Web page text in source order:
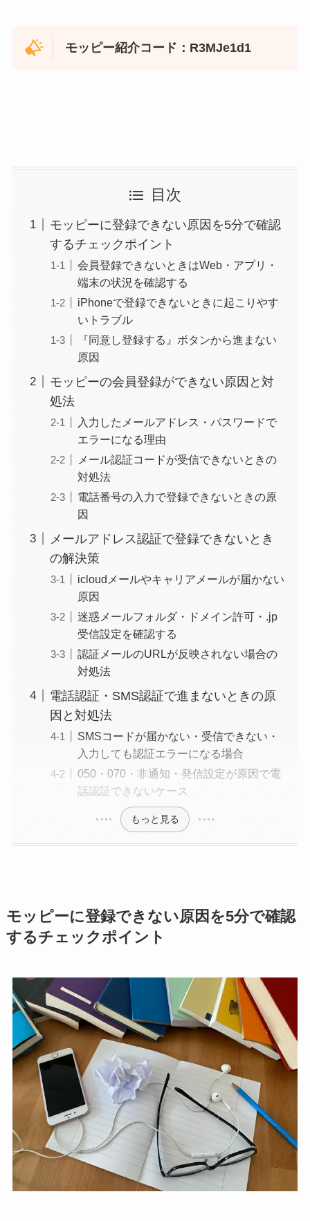
モッピー紹介コード：R3MJe1d1
目次
モッピーに登録できない原因を5分で確認
するチェックポイント
会員登録できないときはWeb・アプリ・
端末の状況を確認する
iPhoneで登録できないときに起こりやす
いトラブル
『同意し登録する』ボタンから進まない
原因
モッピーの会員登録ができない原因と対
処法
入力したメールアドレス・パスワードで
エラーになる理由
メール認証コードが受信できないときの
対処法
電話番号の入力で登録できないときの原
因
メールアドレス認証で登録できないとき
の解決策
icloudメールやキャリアメールが届かない
原因
迷惑メールフォルダ・ドメイン許可・.jp
受信設定を確認する
認証メールのURLが反映されない場合の
対処法
電話認証・SMS認証で進まないときの原
因と対処法
SMSコードが届かない・受信できない・
入力しても認証エラーになる場合
050・070・非通知・発信設定が原因で電
話認証できないケース
もっと見る
モッピーに登録できない原因を5分で確認
するチェックポイント